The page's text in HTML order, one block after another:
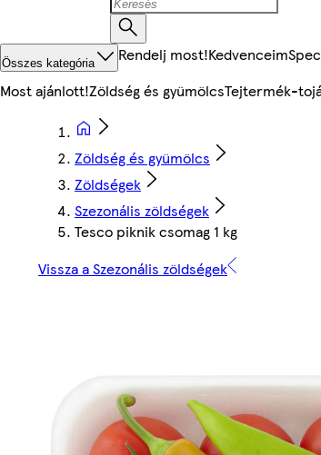
Összes kategória Rendelj most!Kedvenceim
Most ajánlott!Zöldség és gyümölcsTejtermék-
Zöldség és gyümölcs
Zöldségek
Szezonális zöldségek
Tesco piknik csomag 1 kg
Vissza a Szezonális zöldségek